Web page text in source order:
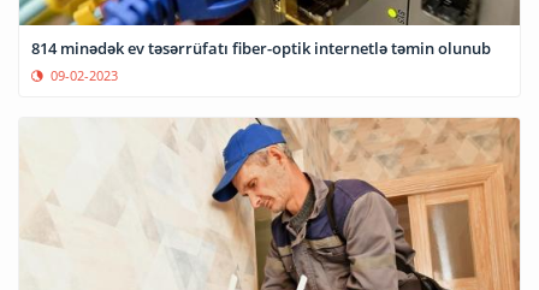
814 minədək ev təsərrüfatı fiber-optik internetlə təmin olunub
09-02-2023